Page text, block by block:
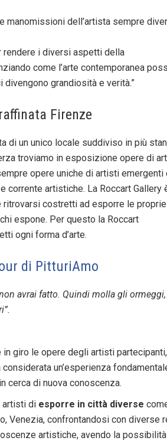
manomissioni dell’artista sempre
i diversi aspetti della
come l’arte contemporanea
grandiosità e verità.”
Firenze
di un unico locale suddiviso in più
troviamo in esposizione opere di
opere uniche di artisti emergenti
artistiche. La Roccart Gallery
ritrovarsi costretti ad esporre le proprie
espone. Per questo la Roccart
ogni forma d’arte.
di PitturiAmo
avrai fatto. Quindi molla gli
giro le opere degli artisti partecipanti,
un’esperienza
cerca di nuova conoscenza.
artisti di esporre in città diverse
Venezia, confrontandosi con diverse
artistiche, avendo la